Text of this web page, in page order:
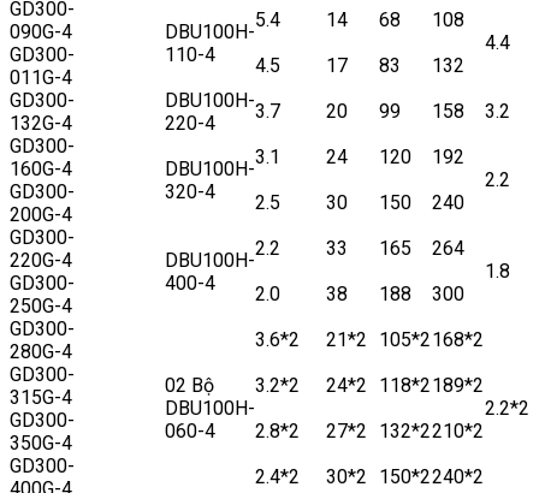
GD300-
090G-4
DBU100H-
110-4
5.4 14 68
108
4.4
GD300-
011G-4
4.5 17 83
132
GD300-
132G-4
DBU100H-
220-4
3.7 20 99 158
3.2
GD300-
160G-4
DBU100H-
320-4
3.1 24 120
192
2.2
GD300-
200G-4
2.5 30 150
240
GD300-
220G-4
DBU100H-
400-4
2.2 33 165
264
1.8
GD300-
250G-4
2.0 38 188
300
GD300-
280G-4
02 Bộ
DBU100H-
060-4
3.6*2 21*2 105*2168*2
2.2*2
GD300-
315G-4
3.2*2 24*2 118*2189*2
GD300-
350G-4
2.8*2 27*2 132*2210*2
GD300-
2.4*2 30*2 150*2240*2